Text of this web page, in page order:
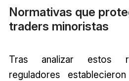
Normativas que
traders minoristas
Tras analizar estos
reguladores